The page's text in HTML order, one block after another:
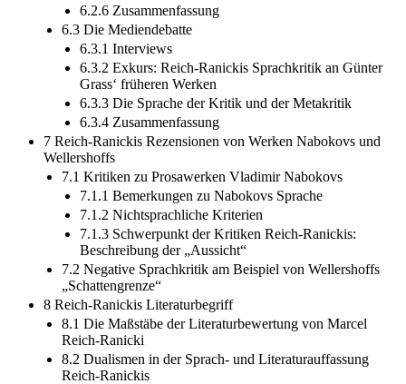
6.2.6 Zusammenfassung
6.3 Die Mediendebatte
6.3.1 Interviews
6.3.2 Exkurs: Reich-Ranickis Sprachkritik an Günter
Grass‘ früheren Werken
6.3.3 Die Sprache der Kritik und der Metakritik
6.3.4 Zusammenfassung
7 Reich-Ranickis Rezensionen von Werken Nabokovs und
Wellershoffs
7.1 Kritiken zu Prosawerken Vladimir Nabokovs
7.1.1 Bemerkungen zu Nabokovs Sprache
7.1.2 Nichtsprachliche Kriterien
7.1.3 Schwerpunkt der Kritiken Reich-Ranickis:
Beschreibung der „Aussicht“
7.2 Negative Sprachkritik am Beispiel von Wellershoffs
„Schattengrenze“
8 Reich-Ranickis Literaturbegriff
8.1 Die Maßstäbe der Literaturbewertung von Marcel
Reich-Ranicki
8.2 Dualismen in der Sprach- und Literaturauffassung
Reich-Ranickis